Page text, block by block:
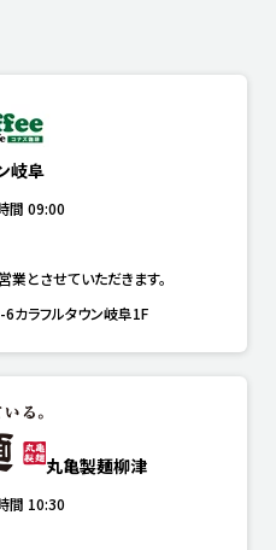
岐阜
間 09:00
とさせていただきます。
ラフルタウン岐阜1F
丸亀製麺柳津
間 10:30